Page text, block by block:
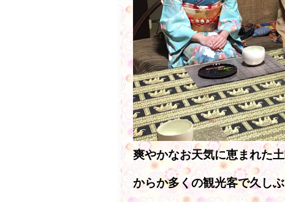
爽やかなお天気に恵まれた
からか多くの観光客で久し